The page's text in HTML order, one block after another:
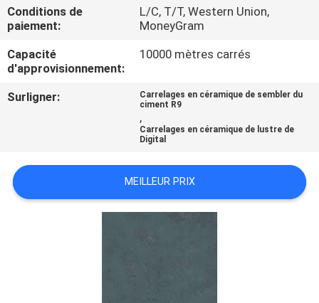
CONTRÔLE
DE
LA
QUALITÉ
CONTACTER
DEMANDEZ
Conditions de
paiement:
L/C, T/T, Western Union,
MoneyGram
Capacité
d'approvisionnement:
10000 mètres carrés
Surligner:
Carrelages en céramique de sembler du
ciment R9
,
Carrelages en céramique de lustre de
Digital
MEILLEUR PRIX